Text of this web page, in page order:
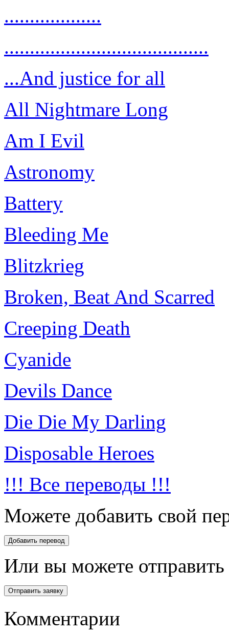
...................
........................................
...And justice for all
All Nightmare Long
Am I Evil
Astronomy
Battery
Bleeding Me
Blitzkrieg
Broken, Beat And Scarred
Creeping Death
Cyanide
Devils Dance
Die Die My Darling
Disposable Heroes
!!! Все переводы !!!
Можете добавить свой
Или вы можете отправить
Комментарии